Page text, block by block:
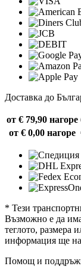
Доставка до
от € 79,90 нагоре
от € 0,00 нагоре
* Тези
Възможно е да
теглото, размера
информация ще
Помощ и